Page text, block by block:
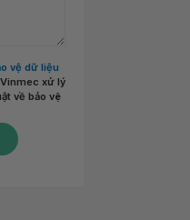
vệ dữ liệu
xử lý
về bảo vệ